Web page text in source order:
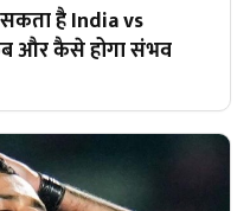
है India vs
और कैसे होगा संभव